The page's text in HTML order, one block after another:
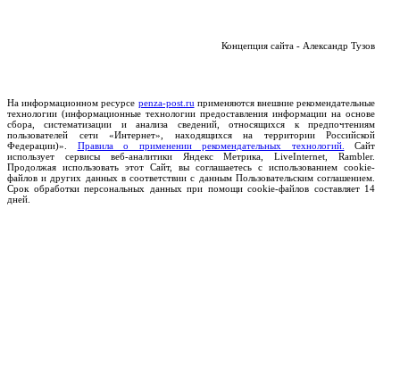
Концепция сайта - Александр Тузов
На информационном ресурсе penza-post.ru применяются внешние рекомендательные
технологии (информационные технологии предоставления информации на основе
сбора, систематизации и анализа сведений, относящихся к предпочтениям
пользователей сети «Интернет», находящихся на территории Российской
Федерации)». Правила о применении рекомендательных технологий.
Сайт
использует сервисы веб-аналитики Яндекс Метрика, LiveInternet, Rambler.
Продолжая использовать этот Сайт, вы соглашаетесь с использованием cookie-
файлов и других данных в соответствии с данным Пользовательским соглашением.
Срок обработки персональных данных при помощи cookie-файлов составляет 14
дней.